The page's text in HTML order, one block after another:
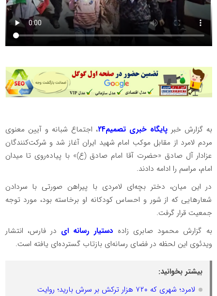
به گزارش خبرپایگاه خبری تصمیم۲۴
، اجتماع شبانه و آیین معنوی
مردم لامرد از مقابل موکب امام شهید ایران آغاز شد و شرکت‌کنندگان
عزادار آل صادق «حضرت آقا امام صادق (ع)» با پیاده‌روی تا میدان
امام، مراسم را ادامه دادند.
در این میان، دختر بچه‌ای لامردی با پیراهن صورتی با سردادن
شعارهایی که از شور و احساس کودکانه او برخاسته بود، مورد توجه
جمعیت قرار گرفت.
به گزارش محمود صابری زاده دستیار رسانه ای در فارس، انتشار
ویدئوی این لحظه در فضای رسانه‌ای بازتاب گسترده‌ای یافته است.
بیشتر بخوانید:
لامرد؛ شهری که ۷۲۰ هزار ترکش بر سرش بارید؛ روایت